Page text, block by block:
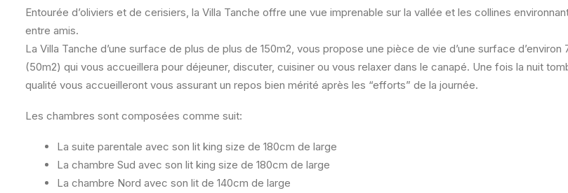
Entourée d’oliviers et de cerisiers, la Villa Tanche offre une vue imprenable sur la vallée et les collines
entre amis.
La Villa Tanche d’une surface de plus de plus de 150m2, vous propose une pièce de vie d’une surface
(50m2) qui vous accueillera pour déjeuner, discuter, cuisiner ou vous relaxer dans le canapé. Une fois la nuit
qualité vous accueilleront vous assurant un repos bien mérité après les “efforts” de la journée.
Les chambres sont composées comme suit:
La suite parentale avec son lit king size de 180cm de large
La chambre Sud avec son lit king size de 180cm de large
La chambre Nord avec son lit de 140cm de large